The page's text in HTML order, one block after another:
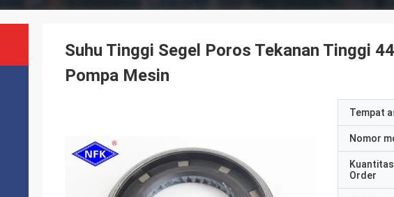
Suhu Tinggi Segel Poros Tekanan Tinggi
Pompa Mesin
Tempat
Nomor
Order